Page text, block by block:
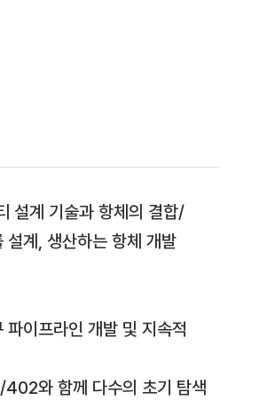
계 기술과 항체의 결합/
설계, 생산하는 항체 개발
이프라인 개발 및 지속적
와 함께 다수의 초기 탐색